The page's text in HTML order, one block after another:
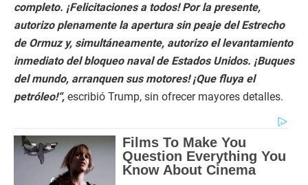
completo. ¡Felicitaciones a todos! Por la presente,
autorizo ​​plenamente la apertura sin peaje del Estrecho
de Ormuz y, simultáneamente, autorizo ​​el levantamiento
inmediato del bloqueo naval de Estados Unidos. ¡Buques
del mundo, arranquen sus motores! ¡Que fluya el
petróleo!“, escribió Trump, sin ofrecer mayores detalles.